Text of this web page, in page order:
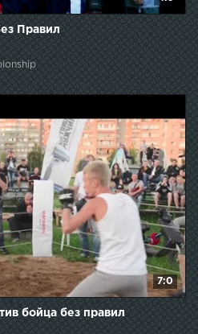
Правил
7:0
бойца без правил